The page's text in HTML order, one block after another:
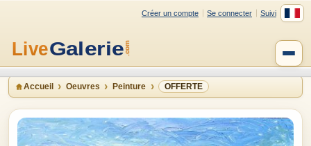
Créer un compte Se connecter Suivi
Accueil Oeuvres Peinture OFFERTE